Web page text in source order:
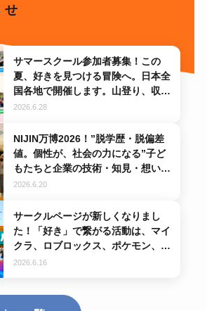
サマースクール参加者募集！この
夏、好きを見つける冒険へ。日本全
国各地で開催します。山登り、収穫
体験、ミュージカル、料理、プログ
2026.6.28
NIJIN万博2026！”脱学歴・脱偏差
値。個性が、社会の力になる”子ど
もたちと企業の技術・知見・想いが
出会う2日間です。11/21・22開
2026.6.20
サークルページが新しくなりまし
た！「好き」で繋がる活動は、マイ
クラ、ロブロックス、ポケモン、鉄
道、料理…様々あります。
2026.6.16